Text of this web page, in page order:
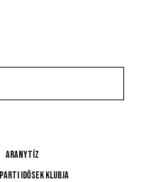
Aranytíz
Idősek Klubja